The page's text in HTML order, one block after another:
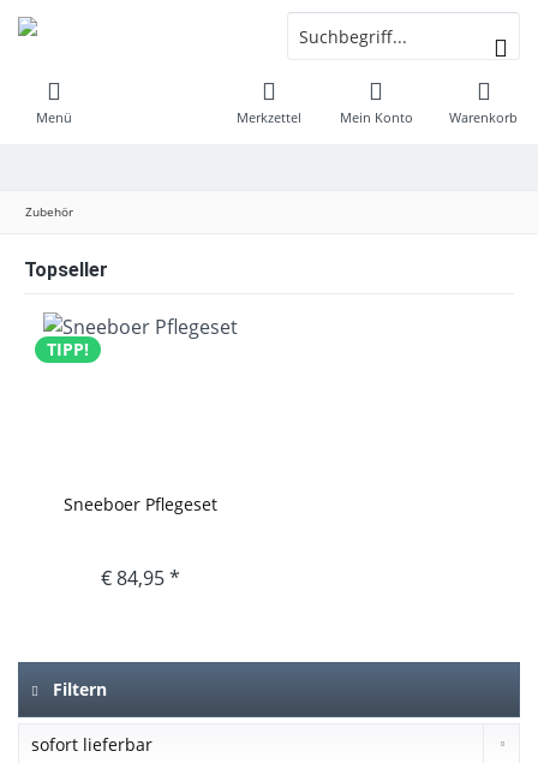
Menü Warenkorb
Merkzettel Mein Konto
Zubehör
Topseller
TIPP!
Sneeboer Pflegeset
€ 84,95 *
Filtern